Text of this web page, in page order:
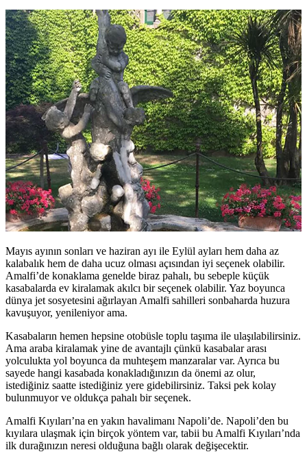
Mayıs ayının sonları ve haziran ayı ile Eylül ayları hem daha az
kalabalık hem de daha ucuz olması açısından iyi seçenek olabilir.
Amalfi’de konaklama genelde biraz pahalı, bu sebeple küçük
kasabalarda ev kiralamak akılcı bir seçenek olabilir. Yaz boyunca
dünya jet sosyetesini ağırlayan Amalfi sahilleri sonbaharda huzura
kavuşuyor, yenileniyor ama.
Kasabaların hemen hepsine otobüsle toplu taşıma ile ulaşılabilirsiniz.
Ama araba kiralamak yine de avantajlı çünkü kasabalar arası
yolculukta yol boyunca da muhteşem manzaralar var. Ayrıca bu
sayede hangi kasabada konakladığınızın da önemi az olur,
istediğiniz saatte istediğiniz yere gidebilirsiniz. Taksi pek kolay
bulunmuyor ve oldukça pahalı bir seçenek.
Amalfi Kıyıları’na en yakın havalimanı Napoli’de. Napoli’den bu
kıyılara ulaşmak için birçok yöntem var, tabii bu Amalfi Kıyıları’nda
ilk durağınızın neresi olduğuna bağlı olarak değişecektir.